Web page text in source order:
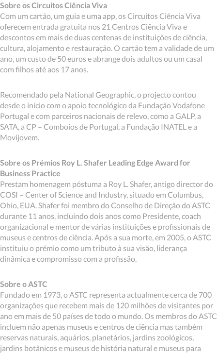
Sobre os Circuitos Ciência Viva
Com um cartão, um guia e uma app, os Circuitos Ciência Viva
oferecem entrada gratuita nos 21 Centros Ciência Viva e
descontos em mais de duas centenas de instituições de ciência,
cultura, alojamento e restauração. O cartão tem a validade de um
ano, um custo de 50 euros e abrange dois adultos ou um casal
com filhos até aos 17 anos.
Recomendado pela National Geographic, o projecto contou
desde o início com o apoio tecnológico da Fundação Vodafone
Portugal e com parceiros nacionais de relevo, como a GALP, a
SATA, a CP – Comboios de Portugal, a Fundação INATEL e a
Movijovem.
Sobre os Prémios Roy L. Shafer Leading Edge Award for
Business Practice
Prestam homenagem póstuma a Roy L. Shafer, antigo director do
COSI – Center of Science and Industry, situado em Columbus,
Ohio, EUA. Shafer foi membro do Conselho de Direção do ASTC
durante 11 anos, incluindo dois anos como Presidente, coach
organizacional e mentor de várias instituições e profissionais de
museus e centros de ciência. Após a sua morte, em 2005, o ASTC
instituiu o prémio como um tributo à sua visão, liderança
dinâmica e compromisso com a profissão.
Sobre o ASTC
Fundado em 1973, o ASTC representa actualmente cerca de 700
organizações que recebem mais de 120 milhões de visitantes por
ano em mais de 50 países de todo o mundo. Os membros do ASTC
incluem não apenas museus e centros de ciência mas também
reservas naturais, aquários, planetários, jardins zoológicos,
jardins botânicos e museus de história natural e museus para